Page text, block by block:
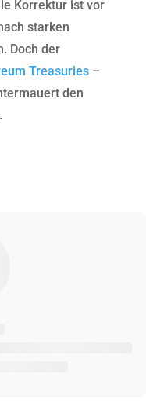
Korrektur ist vor
starken
Doch der
Treasuries–
den